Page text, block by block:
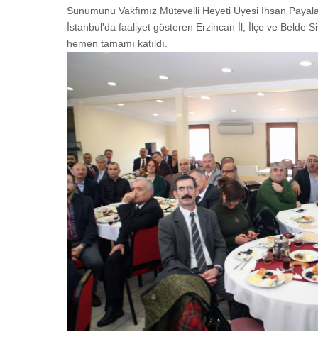
Sunumunu Vakfımız Mütevelli Heyeti Üyesi İhsan
İstanbul'da faaliyet gösteren Erzincan İl, İlçe ve Belde
hemen tamamı katıldı.